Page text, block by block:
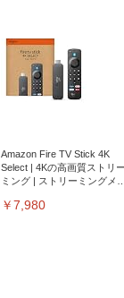
Amazon Fire TV Stick 4K
Select | 4Kの高画質ストリー
ミング | ストリーミングメデ
￥7,980